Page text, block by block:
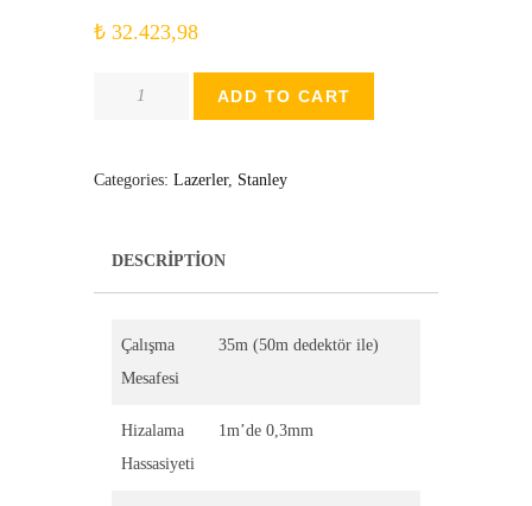
₺ 32.423,98
Quantity
ADD TO CART
Categories: Lazerler, Stanley
DESCRIPTION
Çalışma
Mesafesi
35m (50m dedektör ile)
Hizalama
Hassasiyeti
1m’de 0,3mm